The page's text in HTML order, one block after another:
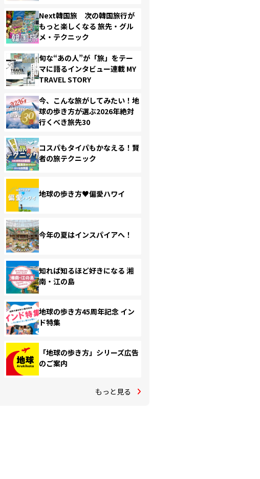
Next韓国旅 次の韓国旅行が
もっと楽しくなる 旅先・グル
メ・テクニック
旬な“あの人”が「旅」をテー
マに語るインタビュー連載 MY
TRAVEL STORY
今、こんな旅がしてみたい！地
球の歩き方が選ぶ2026年絶対
行くべき旅先30
コスパもタイパもかなえる！賢
者の旅テクニック
地球の歩き方♥偏愛ハワイ
今年の夏はインスパイアへ！
知れば知るほど好きになる 湘
南・江の島
地球の歩き方45周年記念 イン
ド特集
「地球の歩き方」シリーズ広告
のご案内
もっと見る